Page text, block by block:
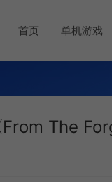
首页 单机游戏
The